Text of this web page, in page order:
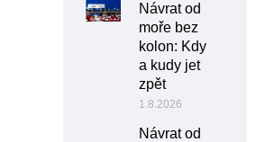
Návrat od
moře bez
kolon: Kdy
a kudy jet
zpět
1.8.2026
Návrat od